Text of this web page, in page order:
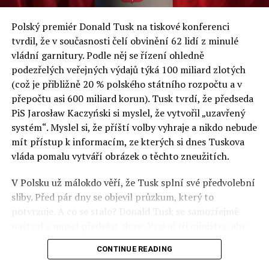
a východní Evropě.
Otázky spojené s vývojem umělé inteligence budou na
fóru AI zvláště diskutovanou oblastí. Fórum AI bude
zahrnovat vyhrazenou tematickou trať skládající se z
panelů, prezentací, workshopů a speciálních akcí.
Budou diskutovány klíčové otázky vlivu umělé
inteligence ve společnosti, ale i v sektoru veřejných a
komerčních služeb. Budou se diskutovat problémy a
výzvy, kterým bude muset trh čelit tváří v tvář zásadním
technologickým změnám. Účastníci fóra také zváží, do
technologií umělé inteligence v mnoha oblastech života
umožní Evropské unii obnovit konkurenceschopnost ve
vztahu ke globálním ekonomikám a nutnosti zajistit
Polský premiér Donald Tusk na tiskové konferenci
tvrdil, že v současnosti čelí obvinění 62 lidí z minulé
vládní garnitury. Podle něj se řízení ohledně
podezřelých veřejných výdajů týká 100 miliard zlotých
(což je přibližně 20 % polského státního rozpočtu a v
přepočtu asi 600 miliard korun). Tusk tvrdí, že předseda
PiS Jarosław Kaczyński si myslel, že vytvořil „uzavřený
systém“. Myslel si, že příští volby vyhraje a nikdo nebude
mít přístup k informacím, ze kterých si dnes Tuskova
vláda pomalu vytváří obrázek o těchto zneužitích.
V Polsku už málokdo věří, že Tusk splní své předvolební
sliby. Před pár dny se objevil průzkum, který to
potvrzuje. A co se stalo? Donald Tusk se samozřejmě
před kamerami podepsali dohodu o stíhání členů PiS, a
ti poslušně ono divadlo předvedli. Andrzej Domański
CONTINUE READING